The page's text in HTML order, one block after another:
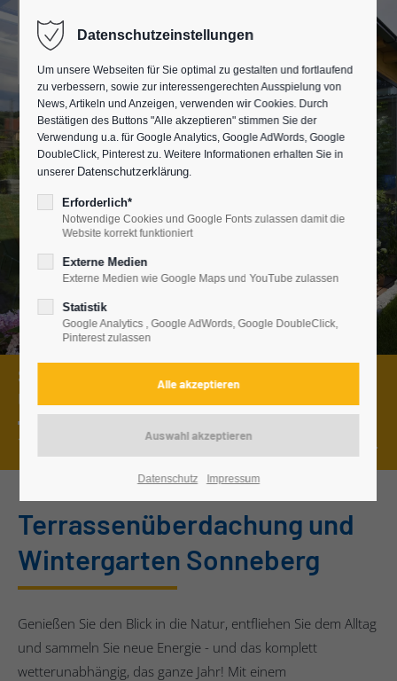
Schausonntag* am 09.08.2026, von 13 - 17
Uhr*
16 Terrassenüberdachungen & Wintergärten live erleben.
Terrassenüberdachung und
Wintergarten Sonneberg
Genießen Sie den Blick in die Natur, entfliehen Sie dem Alltag
und sammeln Sie neue Energie - und das komplett
wetterunabhängig, das ganze Jahr! Mit einem
Datenschutzeinstellungen
Um unsere Webseiten für Sie optimal zu gestalten und fortlaufend
zu verbessern, sowie zur interessengerechten Ausspielung von
News, Artikeln und Anzeigen, verwenden wir Cookies. Durch
Bestätigen des Buttons "Alle akzeptieren" stimmen Sie der
Verwendung u.a. für Google Analytics, Google AdWords, Google
DoubleClick, Pinterest zu. Weitere Informationen erhalten Sie in
unserer Datenschutzerklärung.
Erforderlich*
Notwendige Cookies und Google Fonts zulassen damit die
Website korrekt funktioniert
Externe Medien
Externe Medien wie Google Maps und YouTube zulassen
Statistik
Google Analytics , Google AdWords, Google DoubleClick,
Pinterest zulassen
Datenschutz Impressum